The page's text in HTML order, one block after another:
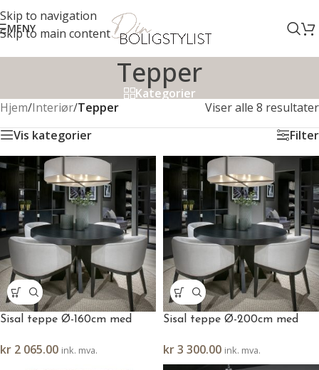
Skip to navigation
Skip to main content
MENY
Tepper
Kategorier
Hjem/Interiør/Tepper
Viser alle 8 resultater
Vis kategorier
Filter
Sisal teppe Ø-160cm med
kr 2 065.00 ink. mva.
Sisal teppe Ø-200cm med
kr3 300.00 ink. mva.